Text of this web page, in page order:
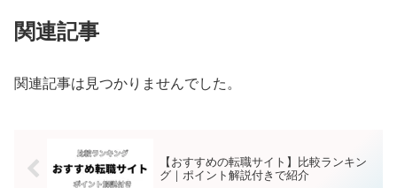
関連記事
関連記事は見つかりませんでした。
【おすすめの転職サイト】比較ランキン
グ｜ポイント解説付きで紹介